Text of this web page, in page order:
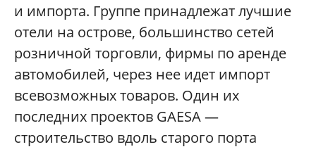
и импорта. Группе принадлежат лучшие
отели на острове, большинство сетей
розничной торговли, фирмы по аренде
автомобилей, через нее идет импорт
всевозможных товаров. Один их
последних проектов GAESA —
строительство вдоль старого порта